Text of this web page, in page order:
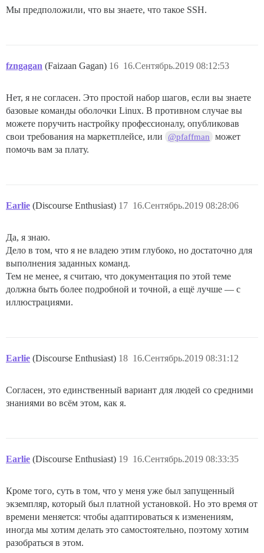
Мы предположили, что вы знаете, что такое SSH.
fzngagan (Faizaan Gagan) 16.Сентябрь.2019 08:12:53
16
Нет, я не согласен. Это простой набор шагов, если вы знаете
базовые команды оболочки Linux. В противном случае вы
можете поручить настройку профессионалу, опубликовав
свои требования на маркетплейсе, или
@pfaffman
может
помочь вам за плату.
Earlie (Discourse Enthusiast) 16.Сентябрь.2019 08:28:06
17
Да, я знаю.
Дело в том, что я не владею этим глубоко, но достаточно для
выполнения заданных команд.
Тем не менее, я считаю, что документация по этой теме
должна быть более подробной и точной, а ещё лучше — с
иллюстрациями.
Earlie (Discourse Enthusiast) 16.Сентябрь.2019 08:31:12
18
Согласен, это единственный вариант для людей со средними
знаниями во всём этом, как я.
Earlie (Discourse Enthusiast) 16.Сентябрь.2019 08:33:35
19
Кроме того, суть в том, что у меня уже был запущенный
экземпляр, который был платной установкой. Но это время от
времени меняется: чтобы адаптироваться к изменениям,
иногда мы хотим делать это самостоятельно, поэтому хотим
разобраться в этом.